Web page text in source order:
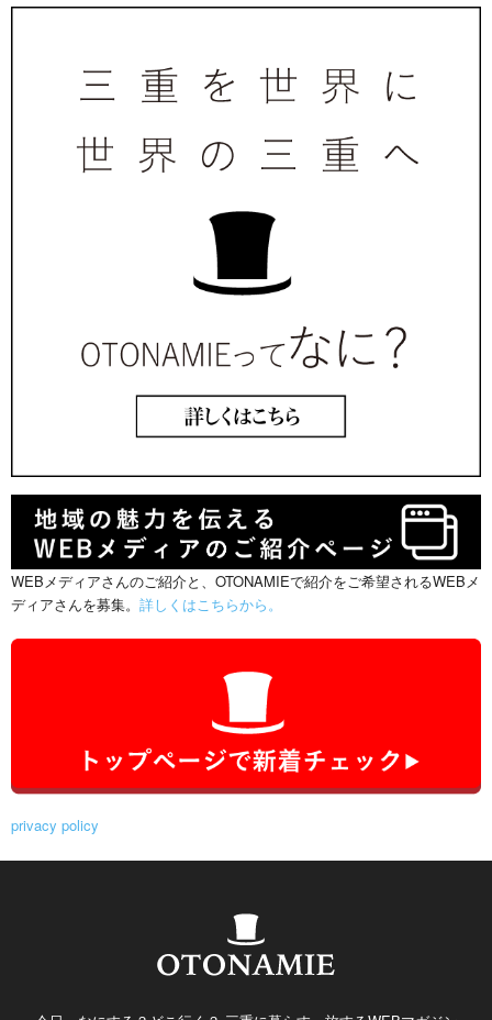
WEBメディアさんのご紹介と、OTONAMIEで紹介をご希望されるWEBメ
ディアさんを募集。 詳しくはこちらから。
privacy policy